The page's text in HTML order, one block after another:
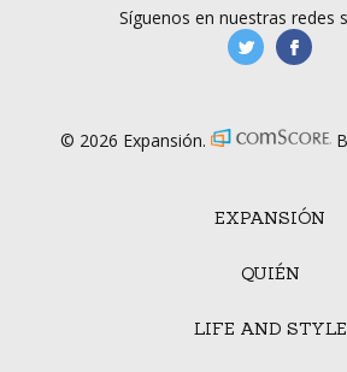
EXPANSIÓN
QUIÉN
LIFE AND STYLE
Síguenos en nuestras redes
© 2026 Expansión.